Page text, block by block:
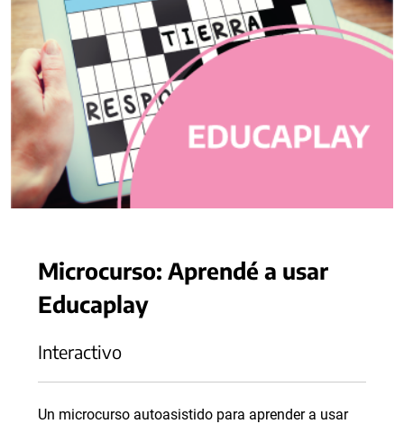
Microcurso: Aprendé a usar
Educaplay
Interactivo
Un microcurso autoasistido para aprender a usar